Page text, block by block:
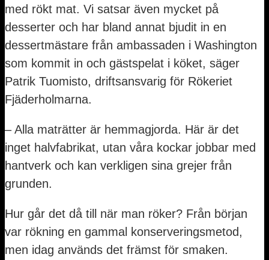
med rökt mat. Vi satsar även mycket på
desserter och har bland annat bjudit in en
dessertmästare från ambassaden i Washington
som kommit in och gästspelat i köket, säger
Patrik Tuomisto, driftsansvarig för Rökeriet
Fjäderholmarna.
– Alla maträtter är hemmagjorda. Här är det
inget halvfabrikat, utan våra kockar jobbar med
hantverk och kan verkligen sina grejer från
grunden.
Hur går det då till när man röker? Från början
var rökning en gammal konserveringsmetod,
men idag används det främst för smaken.